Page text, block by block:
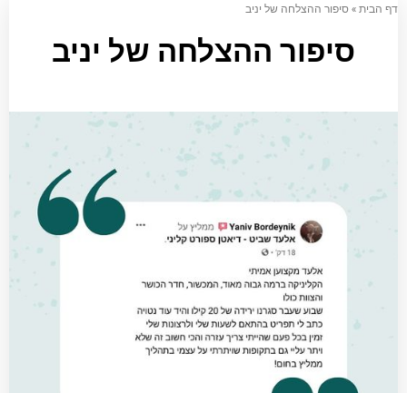
דף הבית»סיפור ההצלחה של יניב
סיפור ההצלחה של יניב